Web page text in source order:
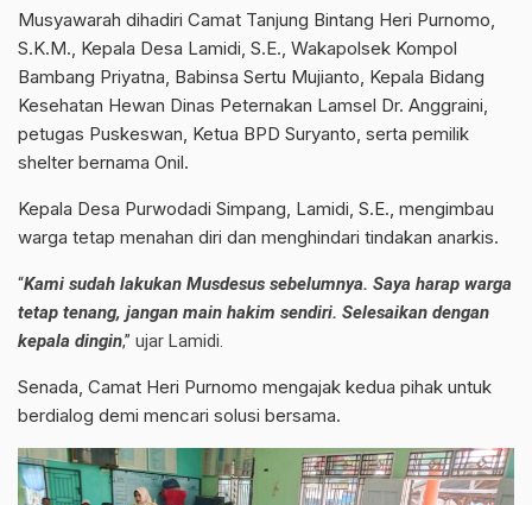
Musyawarah dihadiri Camat Tanjung Bintang Heri Purnomo,
S.K.M., Kepala Desa Lamidi, S.E., Wakapolsek Kompol
Bambang Priyatna, Babinsa Sertu Mujianto, Kepala Bidang
Kesehatan Hewan Dinas Peternakan Lamsel Dr. Anggraini,
petugas Puskeswan, Ketua BPD Suryanto, serta pemilik
shelter bernama Onil.
Kepala Desa Purwodadi Simpang, Lamidi, S.E., mengimbau
warga tetap menahan diri dan menghindari tindakan anarkis.
“Kami sudah lakukan Musdesus sebelumnya. Saya harap warga
tetap tenang, jangan main hakim sendiri. Selesaikan dengan
kepala dingin,” ujar Lamidi.
Senada, Camat Heri Purnomo mengajak kedua pihak untuk
berdialog demi mencari solusi bersama.